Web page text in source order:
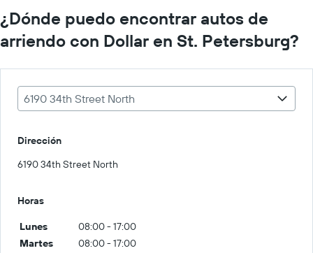
¿Dónde puedo encontrar autos de
arriendo con Dollar en St. Petersburg?
6190 34th Street North
Dirección
6190 34th Street North
Horas
Lunes
08:00 - 17:00
Martes
08:00 - 17:00